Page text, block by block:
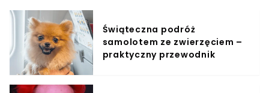
Świąteczna podróż
samolotem ze zwierzęciem –
praktyczny przewodnik